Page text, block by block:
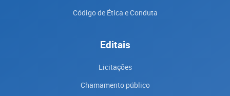
Código de Ética e Conduta
Editais
Licitações
Chamamento público